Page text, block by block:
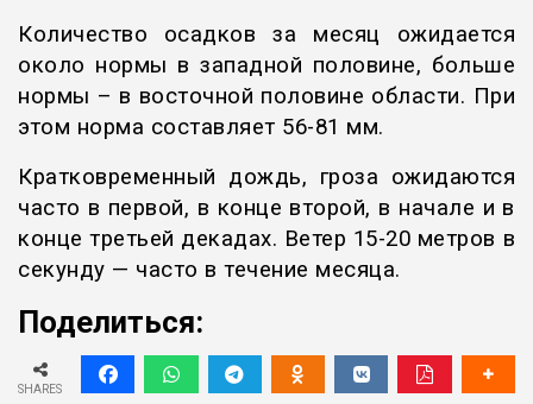
Количество осадков за месяц ожидается
около нормы в западной половине, больше
нормы – в восточной половине области. При
этом норма составляет 56-81 мм.
Кратковременный дождь, гроза ожидаются
часто в первой, в конце второй, в начале и в
конце третьей декадах. Ветер 15-20 метров в
секунду — часто в течение месяца.
Поделиться:
SHARES